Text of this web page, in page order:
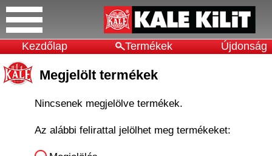
Kezdőlap Termékek Újdonság
Megjelölt termékek
Nincsenek megjelölve termékek.
Az alábbi felirattal jelölhet meg termékeket: